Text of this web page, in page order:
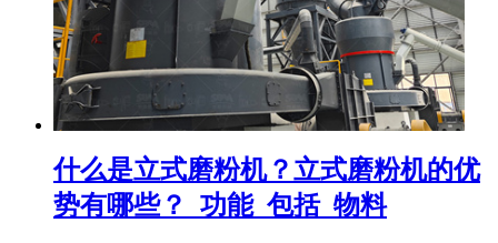
什么是立式磨粉机？立式磨粉机的优
势有哪些？_功能_包括_物料